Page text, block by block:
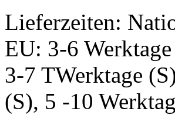
Lieferzeiten:
EU: 3-6
3-7 TWerktage
(S), 5 -10